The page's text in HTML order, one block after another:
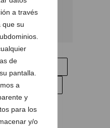
a través
que su
de
pantalla.
a
y
para los
y/o
tu noticia
,Electricidad